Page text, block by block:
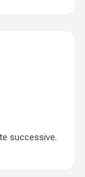
successive.